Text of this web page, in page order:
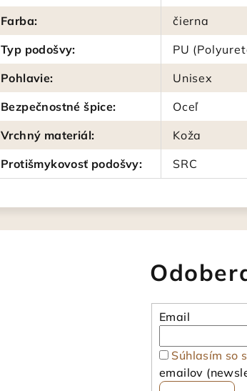
Farba:
čierna
Typ podošvy:
PU
Pohlavie:
Unisex
Bezpečnostné špice:
Oceľ
Vrchný materiál:
Koža
Protišmykovosť podošvy: SRC
Email
Súhlasím so
emailov